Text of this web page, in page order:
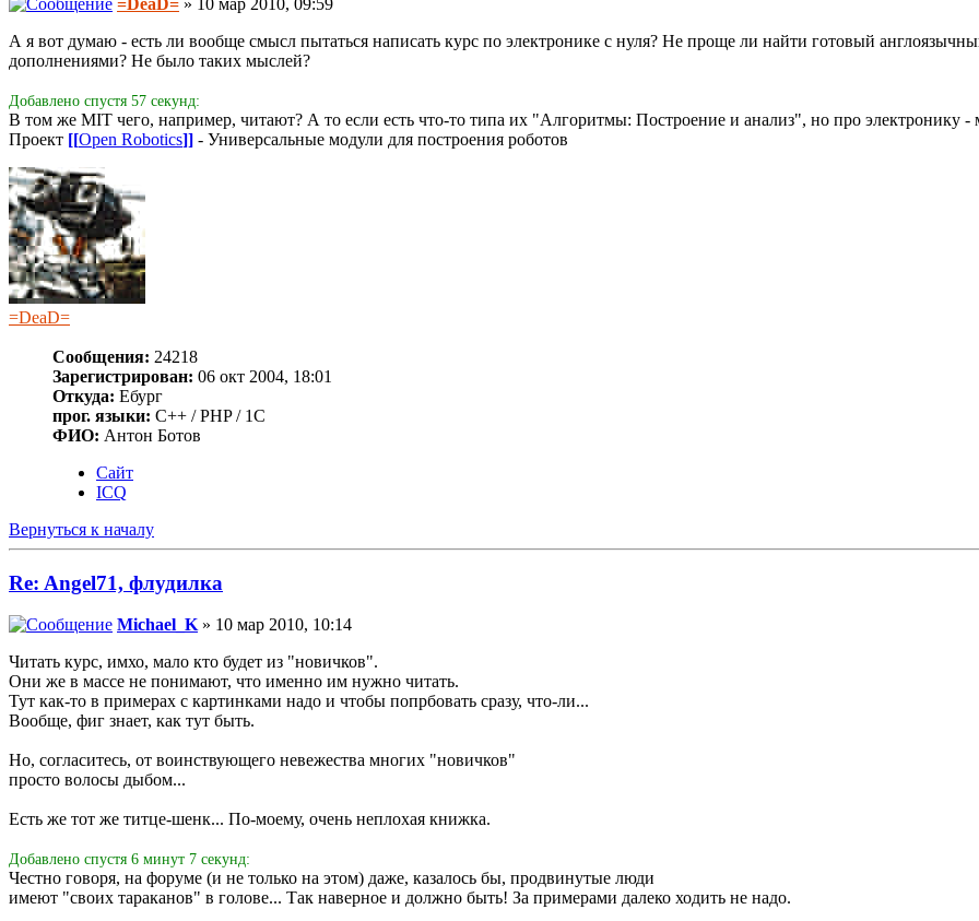
=DeaD= » 10 мар 2010, 09:59
А я вот думаю - есть ли вообще смысл пытаться написать курс по электронике с нуля? Не проще ли найти готовый
дополнениями? Не было таких мыслей?
Добавлено спустя 57 секунд:
В том же MIT чего, например, читают? А то если есть что-то типа их "Алгоритмы: Построение и анализ", но про электронику
Проект [[Open Robotics]] - Универсальные модули для построения роботов
=DeaD=
Сообщения: 24218
Зарегистрирован: 06 окт 2004, 18:01
Откуда: Ебург
прог. языки: C++ / PHP / 1C
ФИО: Антон Ботов
Сайт
ICQ
Вернуться к началу
Re: Angel71, флудилка
Michael_K» 10 мар 2010, 10:14
Читать курс, имхо, мало кто будет из "новичков".
Они же в массе не понимают, что именно им нужно читать.
Тут как-то в примерах с картинками надо и чтобы попрбовать сразу, что-ли...
Вообще, фиг знает, как тут быть.
Но, согласитесь, от воинствующего невежества многих "новичков"
просто волосы дыбом...
Есть же тот же титце-шенк... По-моему, очень неплохая книжка.
Добавлено спустя 6 минут 7 секунд:
Честно говоря, на форуме (и не только на этом) даже, казалось бы, продвинутые люди
имеют "своих тараканов" в голове... Так наверное и должно быть! За примерами далеко ходить не надо.